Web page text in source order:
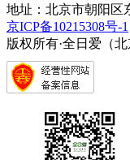
地址：北京市朝阳区
京ICP备10215308号-1
版权所有·全日爱（